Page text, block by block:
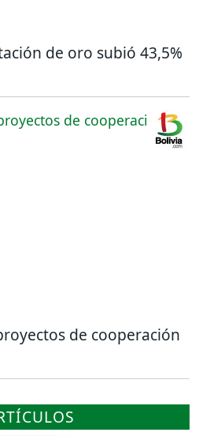
de oro subió 43,5%
de cooperación